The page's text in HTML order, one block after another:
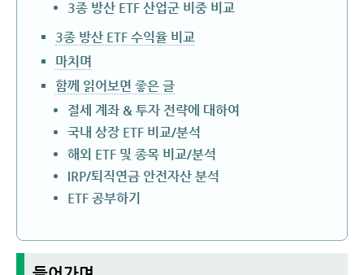
3종 방산 ETF 산업군 비중 비교
3종 방산 ETF 수익율 비교
마치며
함께 읽어보면 좋은 글
절세 계좌 & 투자 전략에 대하여
국내 상장 ETF 비교/분석
해외 ETF 및 종목 비교/분석
IRP/퇴직연금 안전자산 분석
ETF 공부하기